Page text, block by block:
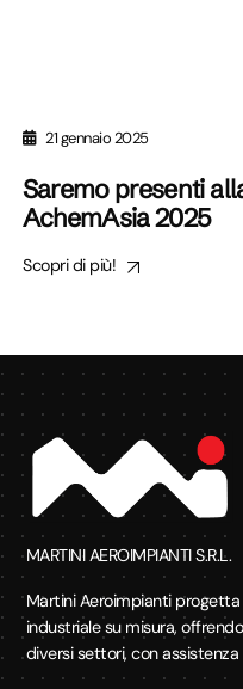
21 gennaio 2025
Saremo presenti
AchemAsia 2025
Scopri di più!
MARTINI AEROIMPIANTI S.R.L.
Martini Aeroimpianti
industriale su misura,
diversi settori, con